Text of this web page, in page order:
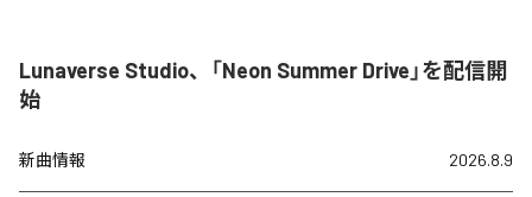
Lunaverse Studio、「Neon Summer Drive」を配信開
始
新曲情報 2026.8.9